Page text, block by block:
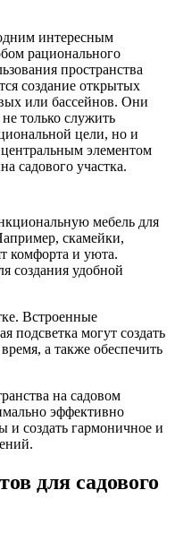
интересным
рационального
пространства
создание открытых
или бассейнов. Они
не только служить
цели, но и
центральным элементом
садового участка.
мебель для
скамейки,
комфорта и уюта.
создания удобной
Встроенные
подсветка могут создать
а также обеспечить
на садовом
эффективно
и создать гармоничное и
для садового